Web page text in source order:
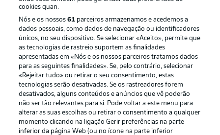
Football as it’s meant to be
APLICATIVO DA BUNDESLIGA
cookies quan.
Nós e os nossos61 parceiros armazenamos e acedemos a
dados pessoais, como dados de navegação ou identificadores
únicos, no seu dispositivo. Se selecionar «Aceito», permite que
as tecnologias de rastreio suportem as finalidades
apresentadas em «Nós e os nossos parceiros tratamos dados
para as seguintes finalidades». Se, pelo contrário, selecionar
«Rejeitar tudo» ou retirar o seu consentimento, estas
tecnologias serão desativadas. Se os rastreadores forem
desativados, alguns conteúdos e anúncios que vê poderão
não ser tão relevantes para si. Pode voltar a este menu para
alterar as suas escolhas ou retirar o consentimento a qualquer
momento clicando na ligação Gerir preferências na parte
inferior da página Web (ou no ícone na parte inferior